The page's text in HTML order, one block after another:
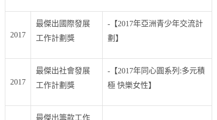
2017
最傑出國際發展
工作計劃獎
-【2017年亞洲青少年交流計
劃】
2017
最傑出社會發展
工作計劃獎
-【2017年同心圓系列:多元積
極 快樂女性】
最傑出籌款工作